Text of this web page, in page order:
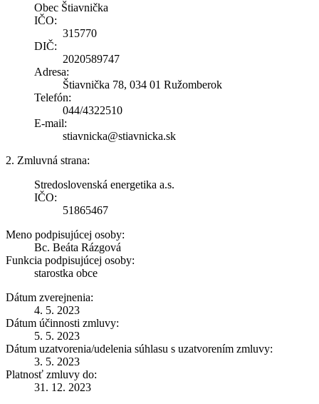
Obec Štiavnička
IČO:
315770
DIČ:
2020589747
Adresa:
Štiavnička 78, 034 01 Ružomberok
Telefón:
044/4322510
E-mail:
stiavnicka@stiavnicka.sk
2. Zmluvná strana:
Stredoslovenská energetika a.s.
IČO:
51865467
Meno podpisujúcej osoby:
Bc. Beáta Rázgová
Funkcia podpisujúcej osoby:
starostka obce
Dátum zverejnenia:
4. 5. 2023
Dátum účinnosti zmluvy:
5. 5. 2023
Dátum uzatvorenia/udelenia súhlasu s uzatvorením zmluvy:
3. 5. 2023
Platnosť zmluvy do:
31. 12. 2023